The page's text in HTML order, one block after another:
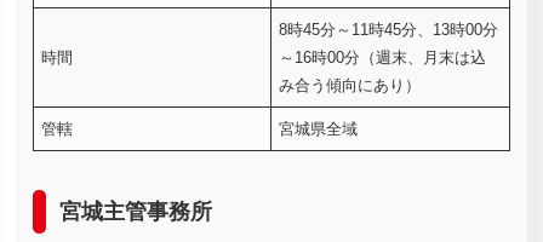
時間
8時45分～11時45分、13時00分
～16時00分（週末、月末は込
み合う傾向にあり）
管轄 宮城県全域
宮城主管事務所